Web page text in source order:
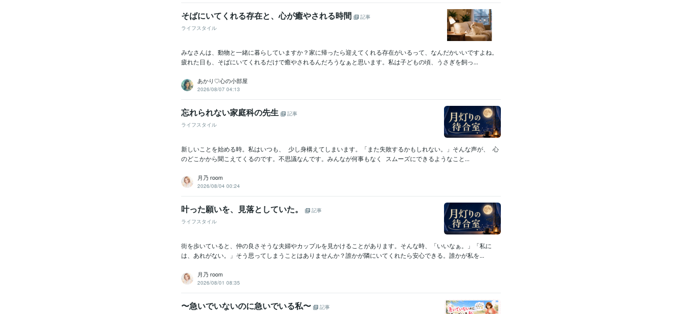
そばにいてくれる存在と、心が癒やされる時間
記事
ライフスタイル
みなさんは、動物と一緒に暮らしていますか？家に帰ったら迎えてくれる存在がいるって、なんだかいいですよね。
疲れた日も、そばにいてくれるだけで癒やされるんだろうなぁと思います。私は子どもの頃、うさぎを飼っ...
あかり♡心の小部屋
2026/08/07 04:13
忘れられない家庭科の先生
記事
ライフスタイル
新しいことを始める時。私はいつも、 少し身構えてしまいます。「また失敗するかもしれない。」そんな声が、 心
のどこかから聞こえてくるのです。不思議なんです。みんなが何事もなく スムーズにできるようなこと...
月乃 room
2026/08/04 00:24
叶った願いを、見落としていた。
記事
ライフスタイル
街を歩いていると、仲の良さそうな夫婦やカップルを見かけることがあります。そんな時、「いいなぁ。」「私に
は、あれがない。」そう思ってしまうことはありませんか？誰かが隣にいてくれたら安心できる。誰かが私を...
月乃 room
2026/08/01 08:35
〜急いでいないのに急いでいる私〜
記事